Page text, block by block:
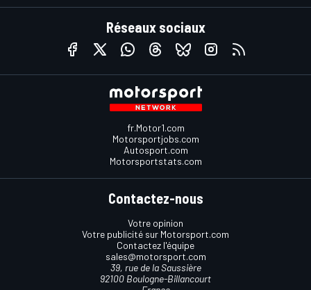
Réseaux sociaux
fr.Motor1.com
Motorsportjobs.com
Autosport.com
Motorsportstats.com
Contactez-nous
Votre opinion
Votre publicité sur Motorsport.com
Contactez l'équipe
sales@motorsport.com
39, rue de la Saussière
92100 Boulogne-Billancourt